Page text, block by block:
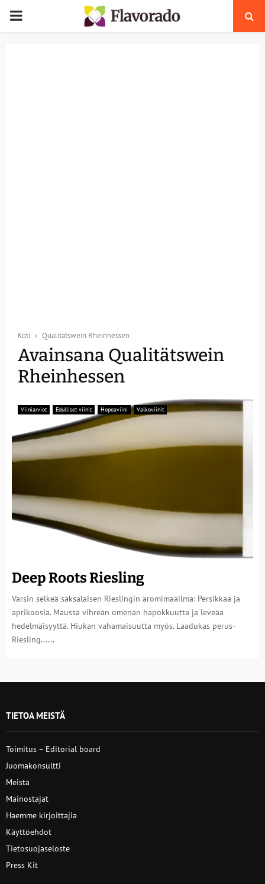
PRIMARY
Koti Qualitätswein Rheinhessen
Avainsana Qualitätswein
Rheinhessen
Viiniarviot Edulliset viinit Hopeaviini Valkoviinit
Deep Roots Riesling
Varsin selkeä saksalaisen Rieslingin aromimaailma: Persikkaa ja
aprikoosia. Maussa vihreän omenan hapokkuutta ja leveää
hedelmäisyyttä. Hiukan vahamaisuutta myös. Laadukas perus-
Riesling......
TIETOA MEISTÄ
Toimitus – Editorial board
Juomakonsultti
Meistä
Mainostajat
Haemme kirjoittajia
Käyttöehdot
Tietosuojaseloste
Press Kit